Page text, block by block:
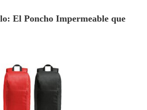
El Poncho Impermeable que